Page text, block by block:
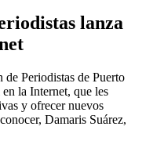
lanza
Periodistas de Puerto
la Internet, que les
y ofrecer nuevos
Damaris Suárez,